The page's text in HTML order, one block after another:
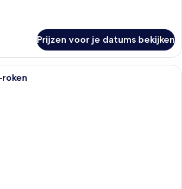
Prijzen voor je datums bekijken
Premier suite, niet-roken | Een kluis